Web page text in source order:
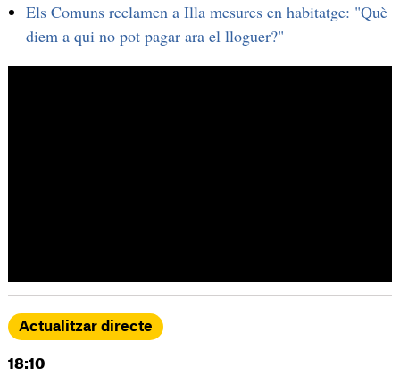
Els Comuns reclamen a Illa mesures en habitatge: "Què
diem a qui no pot pagar ara el lloguer?"
Actualitzar directe
18:10